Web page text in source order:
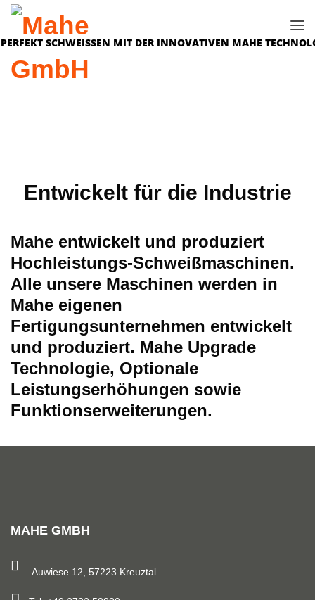
Entwickelt für die Industrie
Mahe entwickelt und produziert
Hochleistungs-Schweißmaschinen.
Alle unsere Maschinen werden in
Mahe eigenen
Fertigungsunternehmen entwickelt
und produziert. Mahe Upgrade
Technologie, Optionale
Leistungserhöhungen sowie
Funktionserweiterungen.
MAHE GMBH
Auwiese 12, 57223 Kreuztal